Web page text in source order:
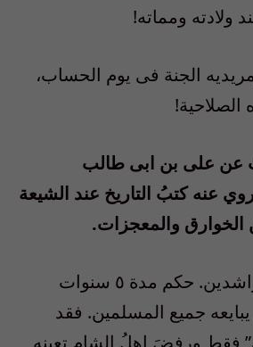
ولادته ومماته!
الجنة فى يوم الحساب،
الصلاحية!
عن على بن ابى طالب
عنه كتبُ التاريخ عند الشيعة
الخوارق والمعجزات.
١- رابع الخلفاء الراشدين. حكم مدة ٥ سنوات
جميع المسلمين. فقد
فقط ورفضَ اهلُ الشام تعينه